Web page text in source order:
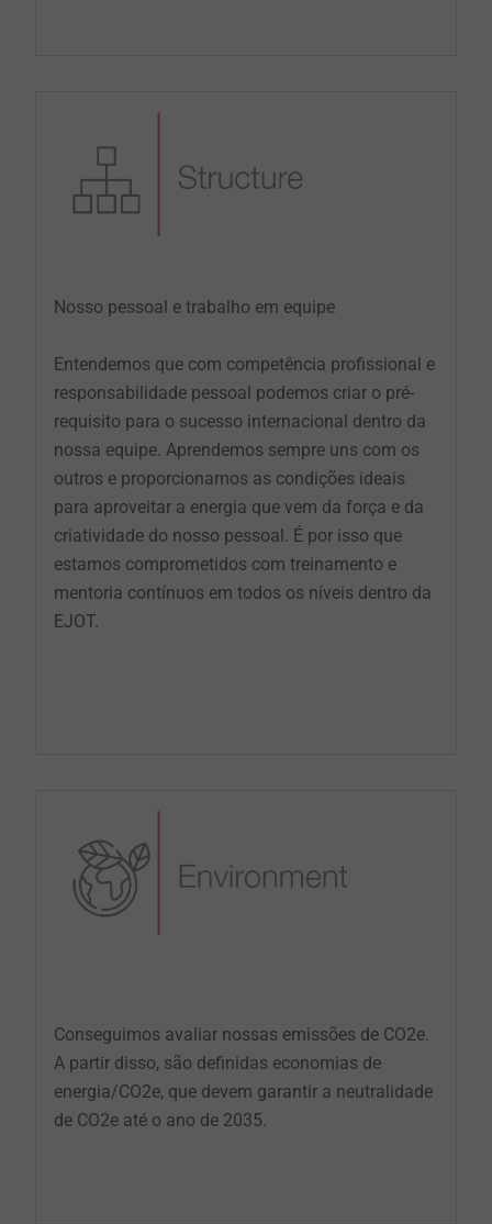
Nosso pessoal e trabalho em equipe
Entendemos que com competência profissional e
responsabilidade pessoal podemos criar o pré-
requisito para o sucesso internacional dentro da
nossa equipe. Aprendemos sempre uns com os
outros e proporcionamos as condições ideais
para aproveitar a energia que vem da força e da
criatividade do nosso pessoal. É por isso que
estamos comprometidos com treinamento e
mentoria contínuos em todos os níveis dentro da
EJOT.
Conseguimos avaliar nossas emissões de CO2e.
A partir disso, são definidas economias de
energia/CO2e, que devem garantir a neutralidade
de CO2e até o ano de 2035.